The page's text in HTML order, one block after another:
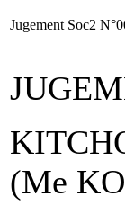
Jugement Soc2
(Me